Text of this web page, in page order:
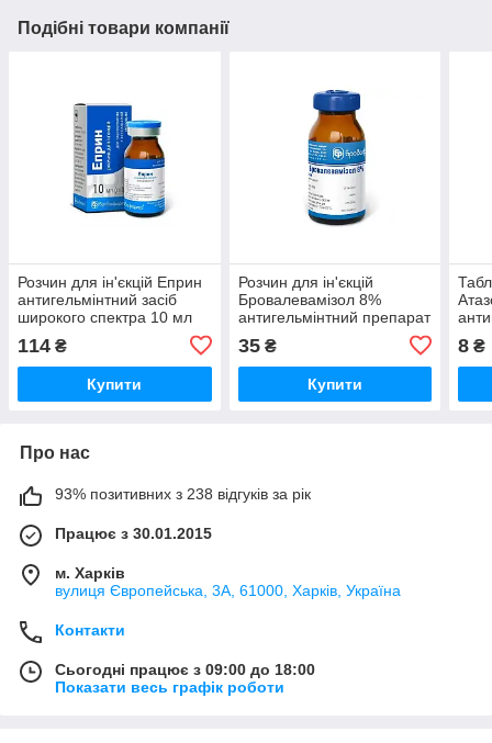
Подібні товари компанії
Розчин для ін'єкцій Еприн
антигельмінтний засіб
широкого спектра 10 мл
114 ₴
Купити
Розчин для ін'єкцій
Бровалевамізол 8%
антигельмінтний препарат
Бровафарма
35₴
Купити
8 ₴
Про нас
93% позитивних з 238 відгуків за рік
Працює з 30.01.2015
м. Харків
вулиця Європейська, 3А, 61000, Харків, Україна
Контакти
Сьогодні працює з 09:00 до 18:00
Показати весь графік роботи